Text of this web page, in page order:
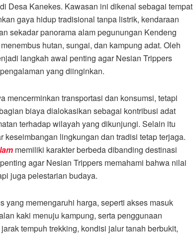
Desa Kanekes. Kawasan ini dikenal sebagai tempat
gaya hidup tradisional tanpa listrik, kendaraan
sekadar panorama alam pegunungan Kendeng
hutan, sungai, dan kampung adat. Oleh
langkah awal penting agar Nesian Trippers
yang diinginkan.
mencerminkan transportasi dan konsumsi, tetapi
biaya dialokasikan sebagai kontribusi adat
terhadap wilayah yang dikunjungi. Selain itu
lingkungan dan tradisi tetap terjaga.
memiliki karakter berbeda dibanding destinasi
agar Nesian Trippers memahami bahwa nilai
juga pelestarian budaya.
memengaruhi harga, seperti akses masuk
kaki menuju kampung, serta penggunaan
tempuh trekking, kondisi jalur tanah berbukit,